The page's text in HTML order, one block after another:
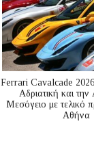
Ferrari Cavalcade 2026:
Αδριατική και την
Μεσόγειo με τελικό
Αθήνα